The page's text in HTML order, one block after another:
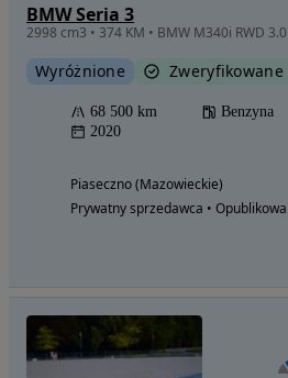
BMW Seria 3
Wyróżnione Zweryfikowane
68 500 km Benzyna
2020
Piaseczno (Mazowieckie)
Prywatny sprzedawca •